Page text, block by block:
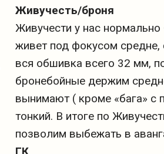
Живучесть/броня
Живучести у нас
живет под фокусом средне,
вся обшивка всего 32 мм,
бронебойные держим
вынимают ( кроме «бага»
тонкий. В итоге по
позволим выбежать в